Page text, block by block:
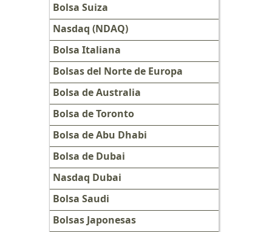
Bolsa Suiza
Nasdaq (NDAQ)
Bolsa Italiana
Bolsas del Norte de Europa
Bolsa de Australia
Bolsa de Toronto
Bolsa de Abu Dhabi
Bolsa de Dubai
Nasdaq Dubai
Bolsa Saudi
Bolsas Japonesas